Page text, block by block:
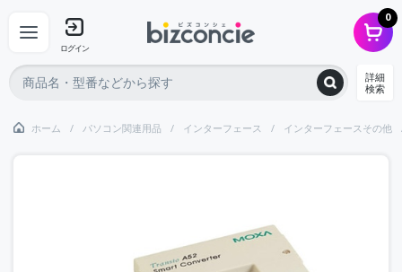
ログイン
0
詳細
検索
ホーム パソコン関連用品 インターフェース インターフェースその他